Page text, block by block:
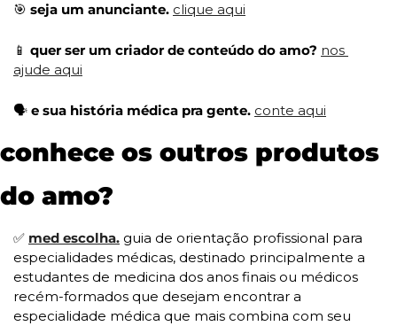
🎯 seja um anunciante. clique aqui
📱 quer ser um criador de conteúdo do amo? nos
ajude aqui
🗣️ e sua história médica pra gente. conte aqui
conhece os outros produtos
do amo?
✅ med escolha. guia de orientação profissional para
especialidades médicas, destinado principalmente a
estudantes de medicina dos anos finais ou médicos
recém-formados que desejam encontrar a
especialidade médica que mais combina com seu